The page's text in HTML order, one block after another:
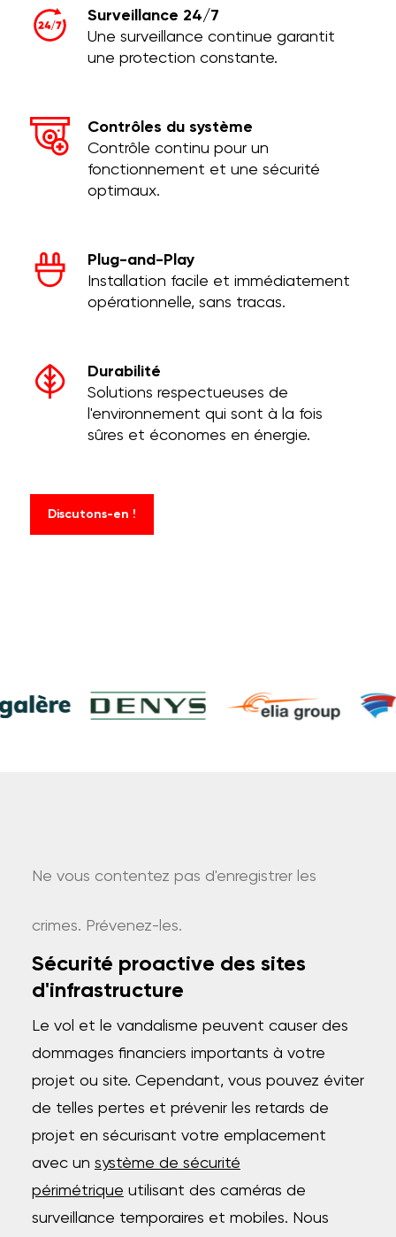
Surveillance 24/7
Une surveillance continue garantit
une protection constante.
Contrôles du système
Contrôle continu pour un
fonctionnement et une sécurité
optimaux.
Plug-and-Play
Installation facile et immédiatement
opérationnelle, sans tracas.
Durabilité
Solutions respectueuses de
l'environnement qui sont à la fois
sûres et économes en énergie.
Discutons-en !
Ne vous contentez pas d'enregistrer les
crimes. Prévenez-les.
Sécurité proactive des sites
d'infrastructure
Le vol et le vandalisme peuvent causer des
dommages financiers importants à votre
projet ou site. Cependant, vous pouvez éviter
de telles pertes et prévenir les retards de
projet en sécurisant votre emplacement
avec un système de sécurité
périmétrique utilisant des caméras de
surveillance temporaires et mobiles. Nous